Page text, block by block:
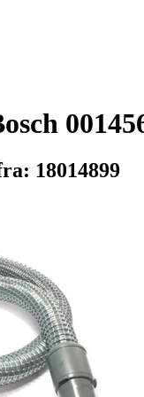
18014899